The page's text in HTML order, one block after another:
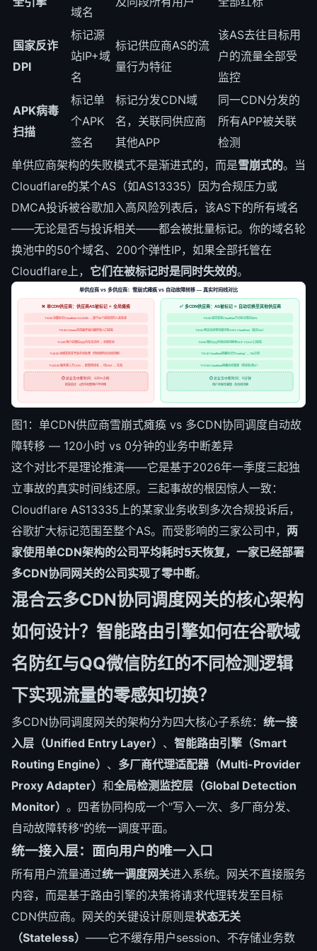
域名
国家反诈
DPI
标记源
站IP+域
名
标记供应商AS的流
量行为特征
该AS去往目标用
户的流量全部受
监控
APK病毒
扫描
标记单
个APK
签名
标记分发CDN域
名，关联同供应商
其他APP
同一CDN分发的
所有APP被关联
检测
单供应商架构的失败模式不是渐进式的，而是雪崩式的。当
Cloudflare的某个AS（如AS13335）因为合规压力或
DMCA投诉被谷歌加入高风险列表后，该AS下的所有域名
——无论是否与投诉相关——都会被批量标记。你的域名轮
换池中的50个域名、200个弹性IP，如果全部托管在
Cloudflare上， 它们在被标记时是同时失效的。
单供应商 vs 多供应商：雪崩式瘫痪 vs 自动故障转移 — 真实时间线对比
❌ 单CDN供应商：供应商AS被标记 = 全局瘫痪
T+0:00 谷歌标记Cloudflare AS13335 → 旗下50个域名同时入黑名单
T+0:30 Chrome浏览器开始拦截所有入口域名
T+1:00 用户在微信/QQ内无法访问 → 全部红标
T+10:00 运维发现并开始手动处理（传统架构无自动切换）
T+120:00 联系第三方CDN → 配置新域名 → 切DNS → 生效
⏱ 总业务中断时间：120+小时
损失估计：5天内全部用户不可用
✅ 多CDN供应商：AS被标记 = 自动切换至其他供应商
T+0:00 监控发现Cloudflare节点标记率达60%
T+0:02 网关自动将流量切至AWS CloudFront（延迟≤2s）
T+0:05 微信/QQ环境自动切换至GCP CDN入口域名
T+0:10 Cloudflare链路标记为"cooling" → 72h冷却
T+72:00 Cloudflare链路自动重建（新域名/新IP）
⏱ 总业务中断时间：0分钟
用户全程无感知 · 全自动切换
图1：单CDN供应商雪崩式瘫痪 vs 多CDN协同调度自动故
障转移 — 120小时 vs 0分钟的业务中断差异
这个对比不是理论推演——它是基于2026年一季度三起独
立事故的真实时间线还原。三起事故的根因惊人一致：
Cloudflare AS13335上的某家业务收到多次合规投诉后，
谷歌扩大标记范围至整个AS。而受影响的三家公司中， 两
家使用单CDN架构的公司平均耗时5天恢复，一家已经部署
多CDN协同网关的公司实现了零中断。
混合云多CDN协同调度网关的核心架构
如何设计？智能路由引擎如何在谷歌域
名防红与QQ微信防红的不同检测逻辑
下实现流量的零感知切换？
多CDN协同调度网关的架构分为四大核心子系统： 统一接
入层（Unified Entry Layer） 、 智能路由引擎（Smart
Routing Engine） 、 多厂商代理适配器（Multi-Provider
Proxy Adapter） 和全局检测监控层（Global Detection
Monitor） 。四者协同构成一个"写入一次、多厂商分发、
自动故障转移"的统一调度平面。
统一接入层：面向用户的唯一入口
所有用户流量通过统一调度网关进入系统。网关不直接服务
内容，而是基于路由引擎的决策将请求代理转发至目标
CDN供应商。网关的关键设计原则是状态无关
（Stateless） ——它不缓存用户session、不存储业务数